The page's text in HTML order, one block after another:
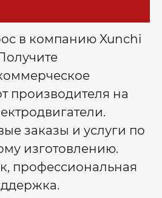
в компанию Xunchi
производителя на
заказы и услуги по
изготовлению.
профессиональная